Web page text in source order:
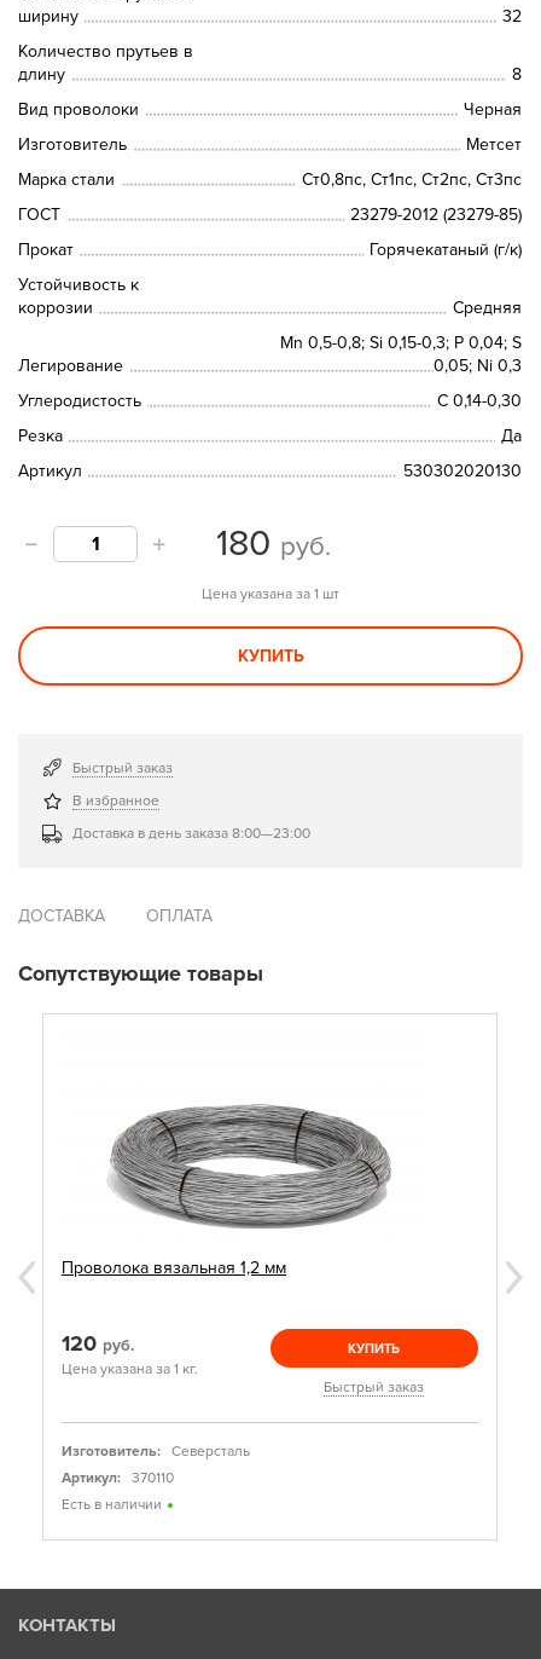
ширину
32
Количество прутьев в
длину
8
Вид проволоки
Черная
Изготовитель
Метсет
Марка стали
Ст0,8пс, Ст1пс, Ст2пс, Ст3пс
ГОСТ
23279-2012 (23279-85)
Прокат
Горячекатаный (г/к)
Устойчивость к
коррозии
Средняя
Легирование
Mn 0,5-0,8; Si 0,15-0,3; P 0,04; S
0,05; Ni 0,3
Углеродистость
C 0,14-0,30
Резка
Да
Артикул
530302020130
180 руб.
Цена указана за 1 шт
КУПИТЬ
Быстрый заказ
В избранное
Доставка в день заказа 8:00—23:00
ДОСТАВКА ОПЛАТА
Сопутствующие товары
Проволока вязальная 1,2 мм
120 руб.
Цена указана за 1 кг.
КУПИТЬ
Быстрый заказ
Изготовитель:
Северсталь
Артикул:
370110
Есть в наличии
КОНТАКТЫ